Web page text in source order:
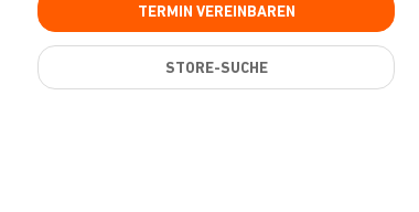
TERMIN VEREINBAREN
STORE-SUCHE